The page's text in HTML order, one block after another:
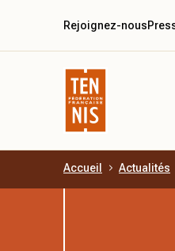
Aller au contenu principal
Rejoignez-nous
Accueil Actualités